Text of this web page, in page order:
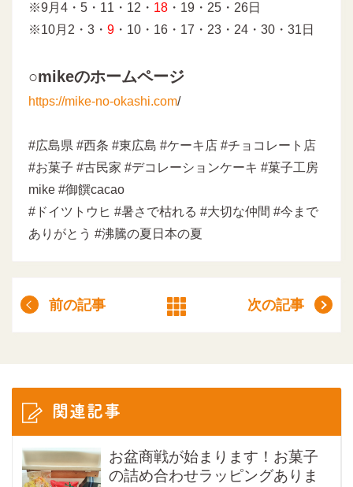
※9月4・5・11・12・ 18 ・19・25・26日
※10月2・3・ 9 ・10・16・17・23・24・30・31日
○mikeのホームページ
https://mike-no-okashi.com/
#広島県 #西条 #東広島 #ケーキ店 #チョコレート店
#お菓子 #古民家 #デコレーションケーキ #菓子工房
mike #御饌cacao
#ドイツトウヒ #暑さで枯れる #大切な仲間 #今まで
ありがとう #沸騰の夏日本の夏
前の記事 次の記事
関連記事
お盆商戦が始まります！お菓子
の詰め合わせラッピングありま